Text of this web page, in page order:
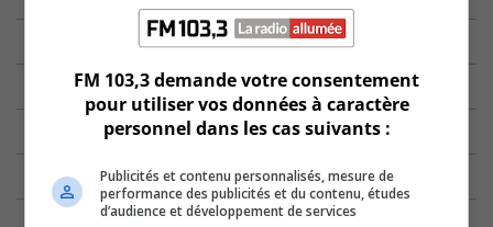
FM 103,3 demande votre consentement
pour utiliser vos données à caractère
personnel dans les cas suivants :
Publicités et contenu personnalisés, mesure de
performance des publicités et du contenu, études
d’audience et développement de services